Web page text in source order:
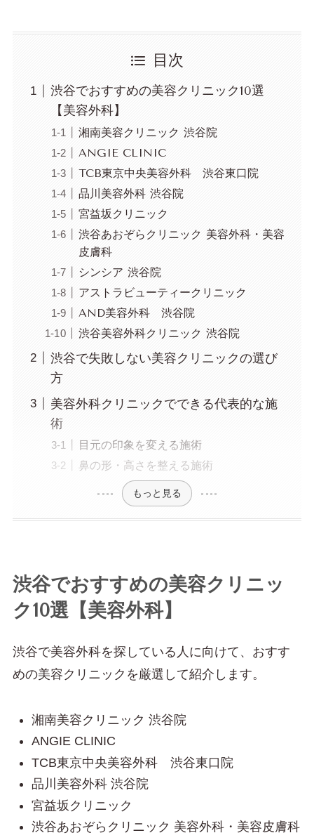
目次
渋谷でおすすめの美容クリニック10選
【美容外科】
湘南美容クリニック 渋谷院
ANGIE CLINIC
TCB東京中央美容外科 渋谷東口院
品川美容外科 渋谷院
宮益坂クリニック
渋谷あおぞらクリニック 美容外科・美容
皮膚科
シンシア 渋谷院
アストラビューティークリニック
AND美容外科 渋谷院
渋谷美容外科クリニック 渋谷院
渋谷で失敗しない美容クリニックの選び
方
美容外科クリニックでできる代表的な施
術
目元の印象を変える施術
鼻の形・高さを整える施術
もっと見る
渋谷でおすすめの美容クリニッ
ク10選【美容外科】
渋谷で美容外科を探している人に向けて、おすす
めの美容クリニックを厳選して紹介します。
湘南美容クリニック 渋谷院
ANGIE CLINIC
TCB東京中央美容外科 渋谷東口院
品川美容外科 渋谷院
宮益坂クリニック
渋谷あおぞらクリニック 美容外科・美容皮膚科